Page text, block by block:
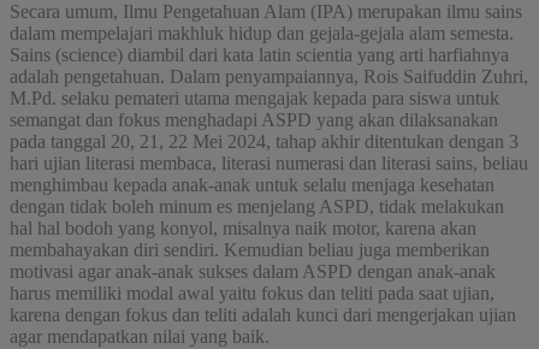
Secara umum, Ilmu Pengetahuan Alam (IPA) merupakan ilmu sains
dalam mempelajari makhluk hidup dan gejala-gejala alam semesta.
Sains (science) diambil dari kata latin scientia yang arti harfiahnya
adalah pengetahuan. Dalam penyampaiannya, Rois Saifuddin Zuhri,
M.Pd. selaku pemateri utama mengajak kepada para siswa untuk
semangat dan fokus menghadapi ASPD yang akan dilaksanakan
pada tanggal 20, 21, 22 Mei 2024, tahap akhir ditentukan dengan 3
hari ujian literasi membaca, literasi numerasi dan literasi sains, beliau
menghimbau kepada anak-anak untuk selalu menjaga kesehatan
dengan tidak boleh minum es menjelang ASPD, tidak melakukan
hal hal bodoh yang konyol, misalnya naik motor, karena akan
membahayakan diri sendiri. Kemudian beliau juga memberikan
motivasi agar anak-anak sukses dalam ASPD dengan anak-anak
harus memiliki modal awal yaitu fokus dan teliti pada saat ujian,
karena dengan fokus dan teliti adalah kunci dari mengerjakan ujian
agar mendapatkan nilai yang baik.